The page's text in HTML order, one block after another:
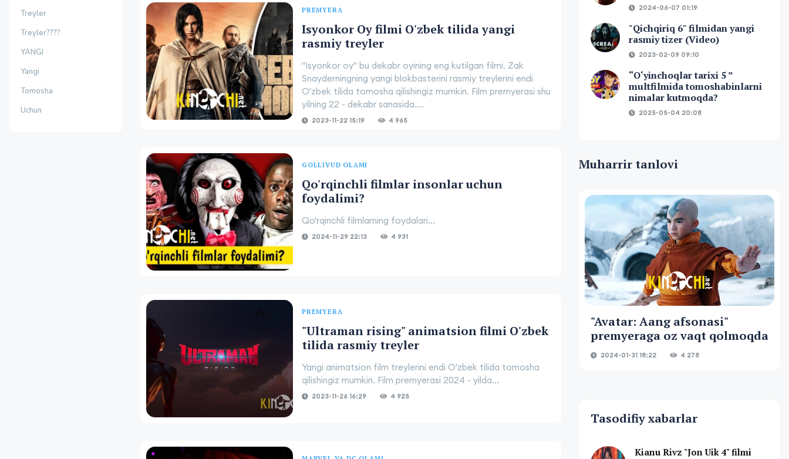
Treyler
Treyler????
YANGI
Yangi
Tomosha
Uchun
PREMYERA
Isyonkor Oy filmi O'zbek tilida yangi
rasmiy treyler
"Isyonkor oy" bu dekabr oyining eng kutilgan filmi. Zak
Snayderningning yangi blokbasterini rasmiy treylerini endi
O'zbek tilida tomosha qilishingiz mumkin. Film premyerasi shu
yilning 22 - dekabr sanasida....
2023-11-22 15:19 4 965
GOLLIVUD OLAMI
Qo'rqinchli filmlar insonlar uchun
foydalimi?
Qo'rqinchli filmlarning foydalari...
2024-11-29 22:13 4 931
PREMYERA
"Ultraman rising" animatsion filmi O'zbek
tilida rasmiy treyler
Yangi animatsion film treylerini endi O'zbek tilida tomosha
qilishingiz mumkin. Film premyerasi 2024 - yilda...
2023-11-26 16:29 4 925
2024-06-07 01:19
"Qichqiriq 6" filmidan yangi
rasmiy tizer (Video)
2023-02-09 09:10
“O‘yinchoqlar tarixi 5 ”
multfilmida tomoshabinlarni
nimalar kutmoqda?
2025-05-04 20:08
Muharrir tanlovi
"Avatar: Aang afsonasi"
premyeraga oz vaqt qolmoqda
2024-01-31 18:22 4 278
Tasodifiy xabarlar
Kianu Rivz "Jon Uik 4" filmi